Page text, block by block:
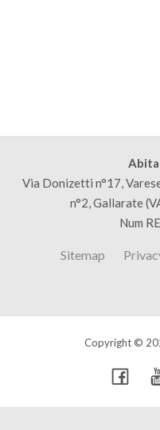
Via Donizetti n°17,
n°2, Gallarate
Num
Sitemap
Copyright ©